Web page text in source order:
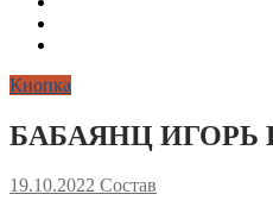
Кнопка
БАБАЯНЦ ИГОРЬ
19.10.2022 Состав